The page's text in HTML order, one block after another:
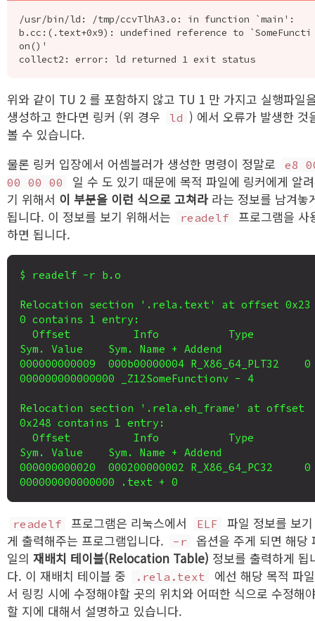
/usr/bin/ld: /tmp/ccvTlhA3.o: in function `main':
b.cc:(.text+0x9): undefined reference to `SomeFuncti
on()'
위와 같이 TU 2 를 포함하지 않고 TU 1 만 가지고 실행파일
생성하고 한다면 링커 (위 경우
ld ) 에서 오류가 발생한 것
볼 수 있습니다.
물론 링커 입장에서 어셈블러가 생성한 명령이 정말로
e8
00 00 00
일 수 도 있기 때문에 목적 파일에 링커에게 알
기 위해서 이 부분을 이런 식으로 고쳐라라는 정보를 남겨놓
됩니다. 이 정보를 보기 위해서는
readelf
프로그램을 사
하면 됩니다.
$ readelf -r b.o
Relocation section '.rela.text' at offset 0x23
0 contains 1 entry:
Sym. Value    Sym. Name + Addend
000000000009  000b00000004 R_X86_64_PLT32    0
000000000000000 _Z12SomeFunctionv - 4
Relocation section '.rela.eh_frame' at offset
0x248 contains 1 entry:
Sym. Value    Sym. Name + Addend
000000000020  000200000002 R_X86_64_PC32     0
readelf 프로그램은 리눅스에서 ELF
파일 정보를 보
게 출력해주는 프로그램입니다.
-r
옵션을 주게 되면 해당
일의 재배치 테이블(Relocation Table) 정보를 출력하게 됩
다. 이 재배치 테이블 중
.rela.text
에선 해당 목적 파
서 링킹 시에 수정해야할 곳의 위치와 어떠한 식으로 수정해
할 지에 대해서 설명하고 있습니다.